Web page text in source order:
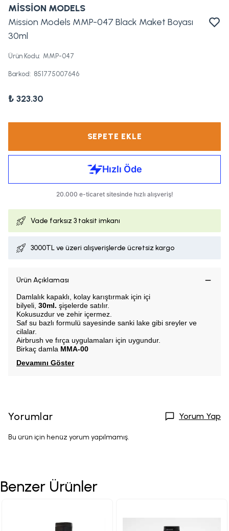
MİSSİON MODELS
Mission Models MMP-047 Black Maket Boyası
30ml
Ürün Kodu: MMP-047
Barkod: 851775007646
₺ 323.30
SEPETE EKLE
Vade farksız 3 taksit imkanı
3000TL ve üzeri alışverişlerde ücretsiz kargo
Ürün Açıklaması
Damlalık kapaklı, kolay karıştırmak için içi
bilyeli, 30ml. şişelerde satılır.
Kokusuzdur ve zehir içermez.
Saf su bazlı formulü sayesinde sanki lake gibi sreyler ve
cilalar.
Airbrush ve fırça uygulamaları için uygundur.
Birkaç damla MMA-00
Devamını Göster
Yorumlar Yorum Yap
Bu ürün için henüz yorum yapılmamış.
Benzer Ürünler